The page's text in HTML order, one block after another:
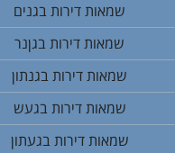
שמאות דירות בגנים
שמאות דירות בגןנר
שמאות דירות בגנתון
שמאות דירות בגעש
שמאות דירות בגעתון